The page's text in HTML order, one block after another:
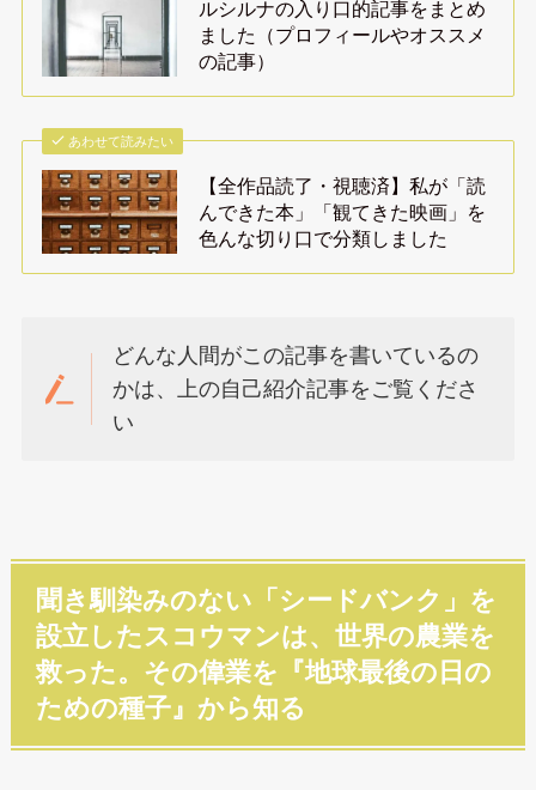
ルシルナの入り口的記事をまとめ
ました（プロフィールやオススメ
の記事）
あわせて読みたい
【全作品読了・視聴済】私が「読
んできた本」「観てきた映画」を
色んな切り口で分類しました
どんな人間がこの記事を書いているの
かは、上の自己紹介記事をご覧くださ
い
聞き馴染みのない「シードバンク」を
設立したスコウマンは、世界の農業を
救った。その偉業を『地球最後の日の
ための種子』から知る